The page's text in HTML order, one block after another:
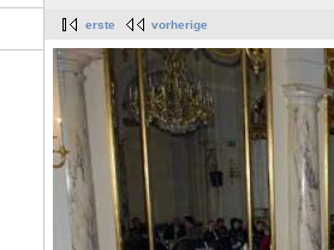
erste vorherige